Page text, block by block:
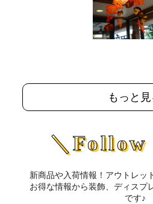
もっと見
＼Follow
新商品や入荷情報！アウトレッ
お得な情報から装飾、ディスプ
です♪